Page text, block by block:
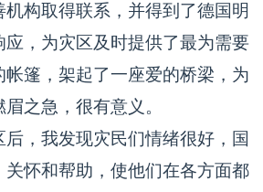
构取得联系，并得到了德国明
应，为灾区及时提供了最为需要
帐篷，架起了一座爱的桥梁，为
之急，很有意义。
，我发现灾民们情绪很好，国
关怀和帮助，使他们在各方面都